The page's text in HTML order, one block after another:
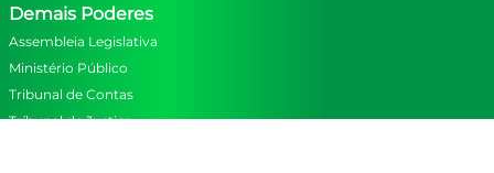
Demais Poderes
Assembleia Legislativa
Ministério Público
Tribunal de Contas
Tríbunal de Justiça